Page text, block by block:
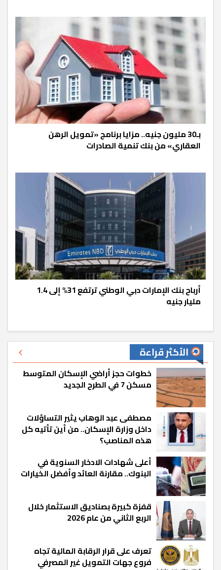
بـ30 مليون جنيه.. مزايا برنامج «تمويل الرهن
العقاري» من بنك تنمية الصادرات
أرباح بنك الإمارات دبي الوطني ترتفع 31% إلى 1.4
مليار جنيه
الأكثر قراءة
خطوات حجز أراضي الإسكان المتوسط
مسكن 7 في الطرح الجديد
مصطفى عبد الوهاب يثير التساؤلات
داخل وزارة الإسكان.. من أين تأتيه كل
هذه المناصب؟
أعلى شهادات الادخار السنوية في
البنوك.. مقارنة العائد وأفضل الخيارات
قفزة كبيرة بصناديق الاستثمار خلال
الربع الثاني من عام 2026
تعرف على قرار الرقابة المالية تجاه
فروع جهات التمويل غير المصرفي